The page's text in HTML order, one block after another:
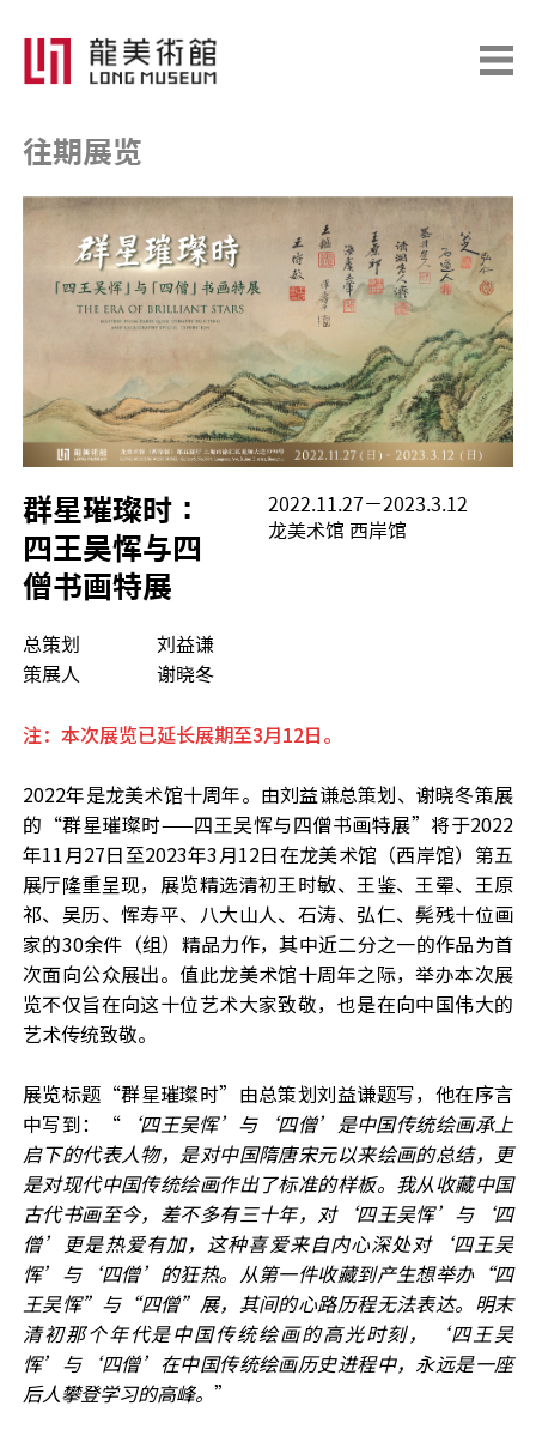
往期展览
群星璀璨时：
四王吴恽与四
僧书画特展
2022.11.27－2023.3.12
龙美术馆 西岸馆
总策划
刘益谦
策展人
谢晓冬
注：本次展览已延长展期至3月12日。
2022年是龙美术馆十周年。由刘益谦总策划、谢晓冬策展
的“群星璀璨时——四王吴恽与四僧书画特展”将于2022
年11月27日至2023年3月12日在龙美术馆（西岸馆）第五
展厅隆重呈现，展览精选清初王时敏、王鉴、王翚、王原
祁、吴历、恽寿平、八大山人、石涛、弘仁、髡残十位画
家的30余件（组）精品力作，其中近二分之一的作品为首
次面向公众展出。值此龙美术馆十周年之际，举办本次展
览不仅旨在向这十位艺术大家致敬，也是在向中国伟大的
艺术传统致敬。
展览标题 “群星璀璨时”由总策划刘益谦题写，他在序言
中写到：“‘四王吴恽’与‘四僧’是中国传统绘画承上
启下的代表人物，是对中国隋唐宋元以来绘画的总结，更
是对现代中国传统绘画作出了标准的样板。我从收藏中国
古代书画至今，差不多有三十年，对‘四王吴恽’与‘四
僧’更是热爱有加，这种喜爱来自内心深处对‘四王吴
恽’与‘四僧’的狂热。从第一件收藏到产生想举办“四
王吴恽”与“四僧”展，其间的心路历程无法表达。明末
清初那个年代是中国传统绘画的高光时刻，‘四王吴
恽’与‘四僧’在中国传统绘画历史进程中，永远是一座
后人攀登学习的高峰。 ”